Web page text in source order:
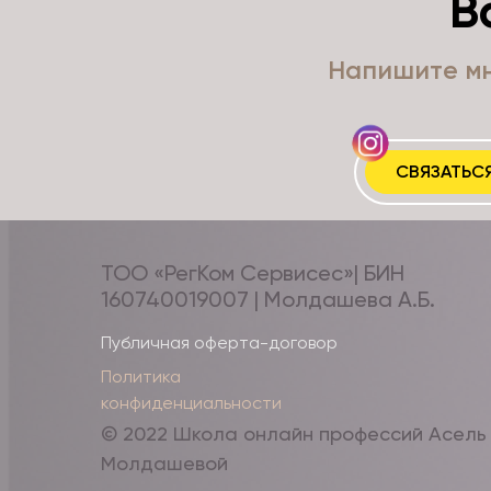
Напишите
© 2022 Школа онлайн профессий Асель
Молдашевой
ТОО «РегКом Сервисес»| БИН
160740019007 | Молдашева А.Б.
Политика
конфиденциальности
Публичная оферта-договор